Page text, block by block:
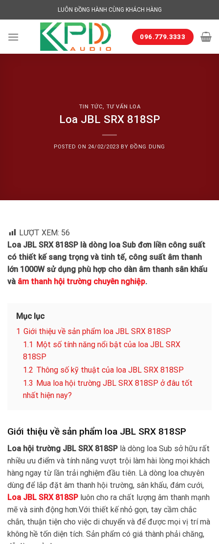
to
LUÔN ĐỒNG HÀNH CÙNG KHÁCH HÀNG
096.779.3333
TIN TỨC, TƯ VẤN LOA
Loa JBL SRX 818SP
POSTED ON 24/02/2023 BY ĐỒNG DUNG
LƯỢT XEM: 56
Loa JBL SRX 818SP là dòng loa Sub đơn liền công suất
có thiết kế sang trọng và tinh tế, công suất âm thanh
lớn 1000W sử dụng phù hợp cho dàn âm thanh sân khấu
và âm thanh hội trường chuyên nghiệp.
Mục lục
1 Giới thiệu về sản phẩm loa JBL SRX 818SP
1.1 Một số tính năng nổi bật của loa JBL SRX
818SP
1.2 Thông số kỹ thuật của loa JBL SRX 818SP
1.3 Mua loa hội trường JBL SRX 818SP ở đâu tốt
nhất hiện nay?
Giới thiệu về sản phẩm loa JBL SRX 818SP
Loa hội trường JBL SRX 818SP là dòng loa Sub sở hữu rất
nhiều ưu điểm và tính năng vượt trội làm hài lòng mọi khách
hàng ngay từ lần trải nghiệm đầu tiên. Là dòng loa chuyên
dùng để lắp đặt âm thanh hội trường, sân khấu, đám cưới,
Loa JBL SRX 818SP luôn cho ra chất lượng âm thanh mạnh
mẽ và sinh động hơn.Với thiết kế nhỏ gọn, tay cầm chắc
chắn, thuận tiện cho việc di chuyển và để được mọi vị trí mà
không hề tốn diện tích. Sản phẩm có giá thành phải chăng,